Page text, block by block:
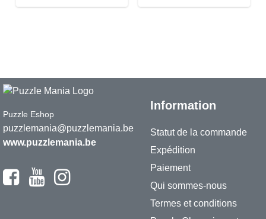
Puzzle Eshop
puzzlemania@puzzlemania.be
www.puzzlemania.be
Information
Statut de la commande
Expédition
Paiement
Qui sommes-nous
Termes et conditions